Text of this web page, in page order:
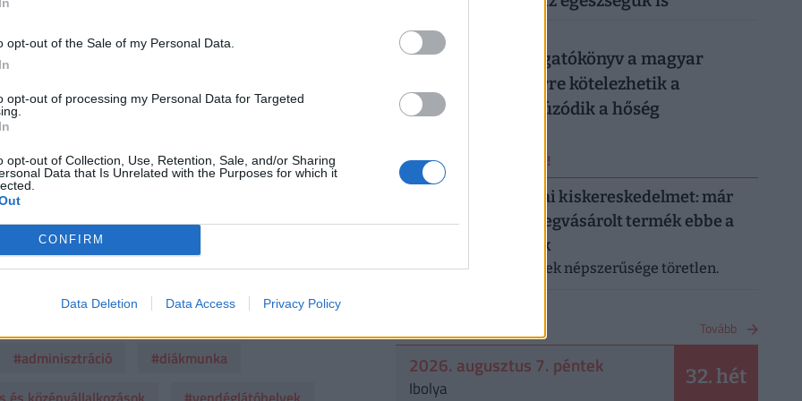
opt-out of the Sale of my Personal Data.
opt-out of processing my Personal Data for Targeted
opt-out of Collection, Use, Retention, Sale, and/or Sharing
Data that Is Unrelated with the Purposes for which it
CONFIRM
Data Deletion Data Access Privacy Policy
(x)
jelezte, hogy a felvetett problémákat és
a munkaerőhiányt elsősorban belföldi
orvosolni.
és középvállalkozásokat célzó uniós
nyújthat. Komoly könnyebbséget jelenthet a
ismét bevezetnék a KATA adózási
és adóterheit.
#adminisztráció
#diákmunka
2026. augusztus 6.
Készül a válságforgatókönyv a magyar
munkahelyeken: erre kötelezhetik a
dolgozókat, ha elhúzódik a hőség
ERRŐL NE MARADJ LE!
Letarolták az európai kiskereskedelmet: már
minden második megvásárolt termék ebbe a
kategóriába tartozik
A saját márkás termékek népszerűsége töretlen.
Tovább
2026. augusztus 7. péntek
Ibolya 32. hét